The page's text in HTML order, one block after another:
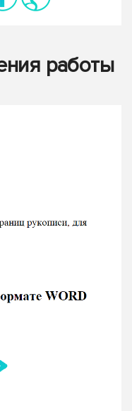
работы